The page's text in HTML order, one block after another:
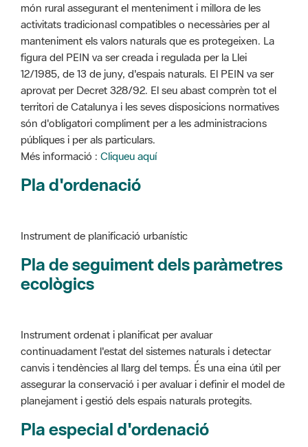
figura del PEIN va ser creada i regulada per la Llei
12/1985, de 13 de juny, d'espais naturals. El PEIN va ser
aprovat per Decret 328/92. El seu abast comprèn tot el
territori de Catalunya i les seves disposicions normatives
són d'obligatori compliment per a les administracions
públiques i per als particulars.
Més informació :Cliqueu aquí
Pla d'ordenació
Instrument de planificació urbanístic
ecològics
Instrument ordenat i planificat per avaluar
assegurar la conservació i per avaluar i definir el model de
planejament i gestió dels espais naturals protegits.
Pla especial d'ordenació
Instrument de planificació urbanístic